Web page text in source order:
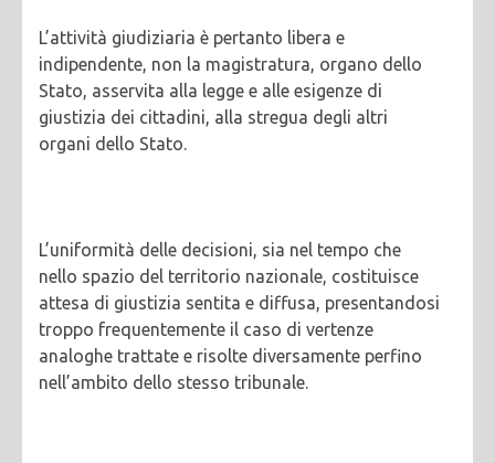
L’attività giudiziaria è pertanto libera e
indipendente, non la magistratura, organo dello
Stato, asservita alla legge e alle esigenze di
giustizia dei cittadini, alla stregua degli altri
organi dello Stato.
L’uniformità delle decisioni, sia nel tempo che
nello spazio del territorio nazionale, costituisce
attesa di giustizia sentita e diffusa, presentandosi
troppo frequentemente il caso di vertenze
analoghe trattate e risolte diversamente perfino
nell’ambito dello stesso tribunale.